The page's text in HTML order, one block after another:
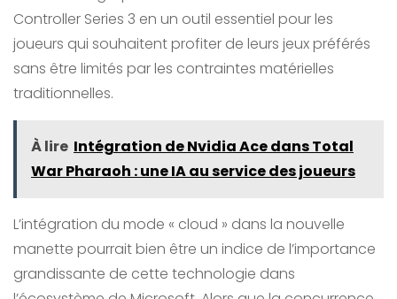
Controller Series 3 en un outil essentiel pour les
joueurs qui souhaitent profiter de leurs jeux préférés
sans être limités par les contraintes matérielles
traditionnelles.
À lire Intégration de Nvidia Ace dans Total
War Pharaoh : une IA au service des joueurs
L’intégration du mode « cloud » dans la nouvelle
manette pourrait bien être un indice de l’importance
grandissante de cette technologie dans